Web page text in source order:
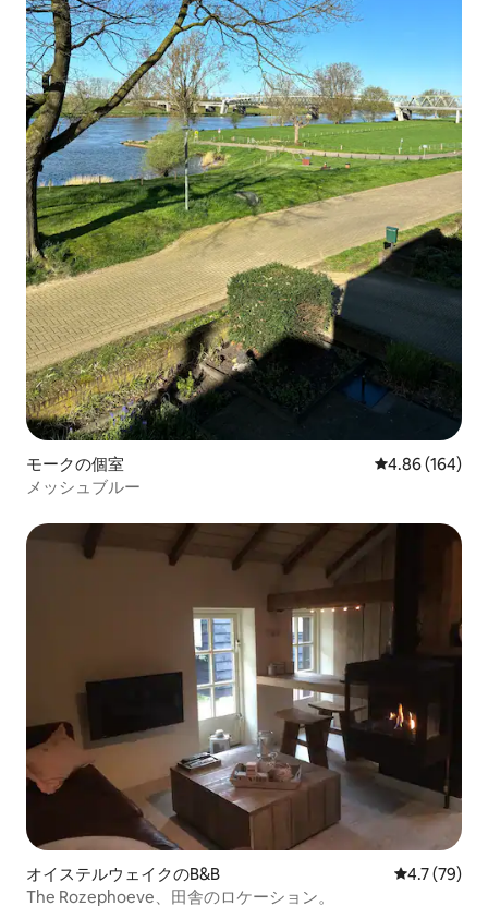
モークの個室 レビュー164
4.86 (164)
メッシュブルー
オイステルウェイクのB&B レビュー79
4.7 (79)
The Rozephoeve、田舎のロケーション。